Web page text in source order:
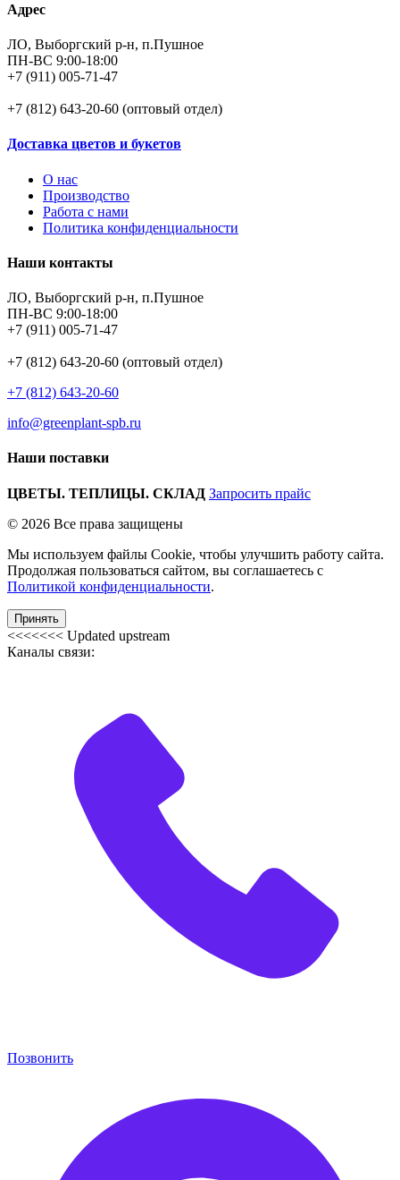
Адрес
ЛО, Выборгский р-н, п.Пушное
ПН-ВС 9:00-18:00
+7 (911) 005-71-47
+7 (812) 643-20-60 (оптовый отдел)
Доставка цветов и букетов
О нас
Производство
Работа с нами
Политика конфиденциальности
Наши контакты
ЛО, Выборгский р-н, п.Пушное
ПН-ВС 9:00-18:00
+7 (911) 005-71-47
+7 (812) 643-20-60 (оптовый отдел)
+7 (812) 643-20-60
info@greenplant-spb.ru
Наши поставки
ЦВЕТЫ. ТЕПЛИЦЫ. СКЛАД Запросить прайс
© 2026 Все права защищены
Мы используем файлы Cookie, чтобы улучшить работу сайта.
Продолжая пользоваться сайтом, вы соглашаетесь с
Политикой конфиденциальности.
Принять
<<<<<<< Updated upstream
Каналы связи:
Позвонить